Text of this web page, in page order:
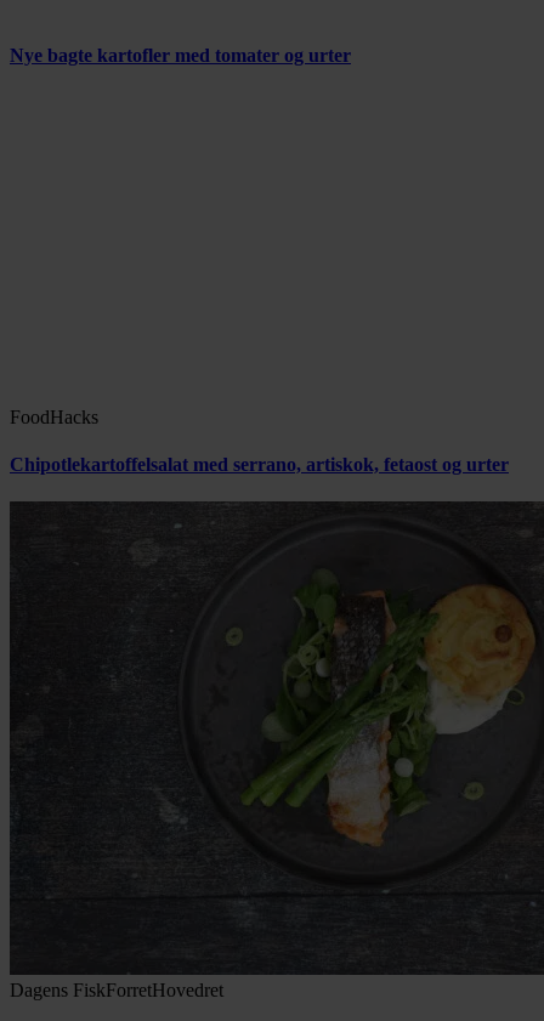
Nye bagte kartofler med tomater og urter
FoodHacks
Chipotlekartoffelsalat med serrano, artiskok, fetaost og urter
Dagens FiskForretHovedret